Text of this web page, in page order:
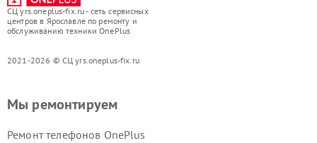
СЦ yrs.oneplus-fix.ru - сеть сервисных
центров в Ярославле по ремонту и
обслуживанию техники OnePlus
2021-2026 © СЦ yrs.oneplus-fix.ru
Мы ремонтируем
Ремонт телефонов OnePlus